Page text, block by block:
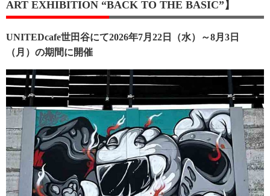
ART EXHIBITION “BACK TO THE BASIC”】
UNITEDcafe世田谷にて2026年7月22日（水）～8月3日
（月）の期間に開催